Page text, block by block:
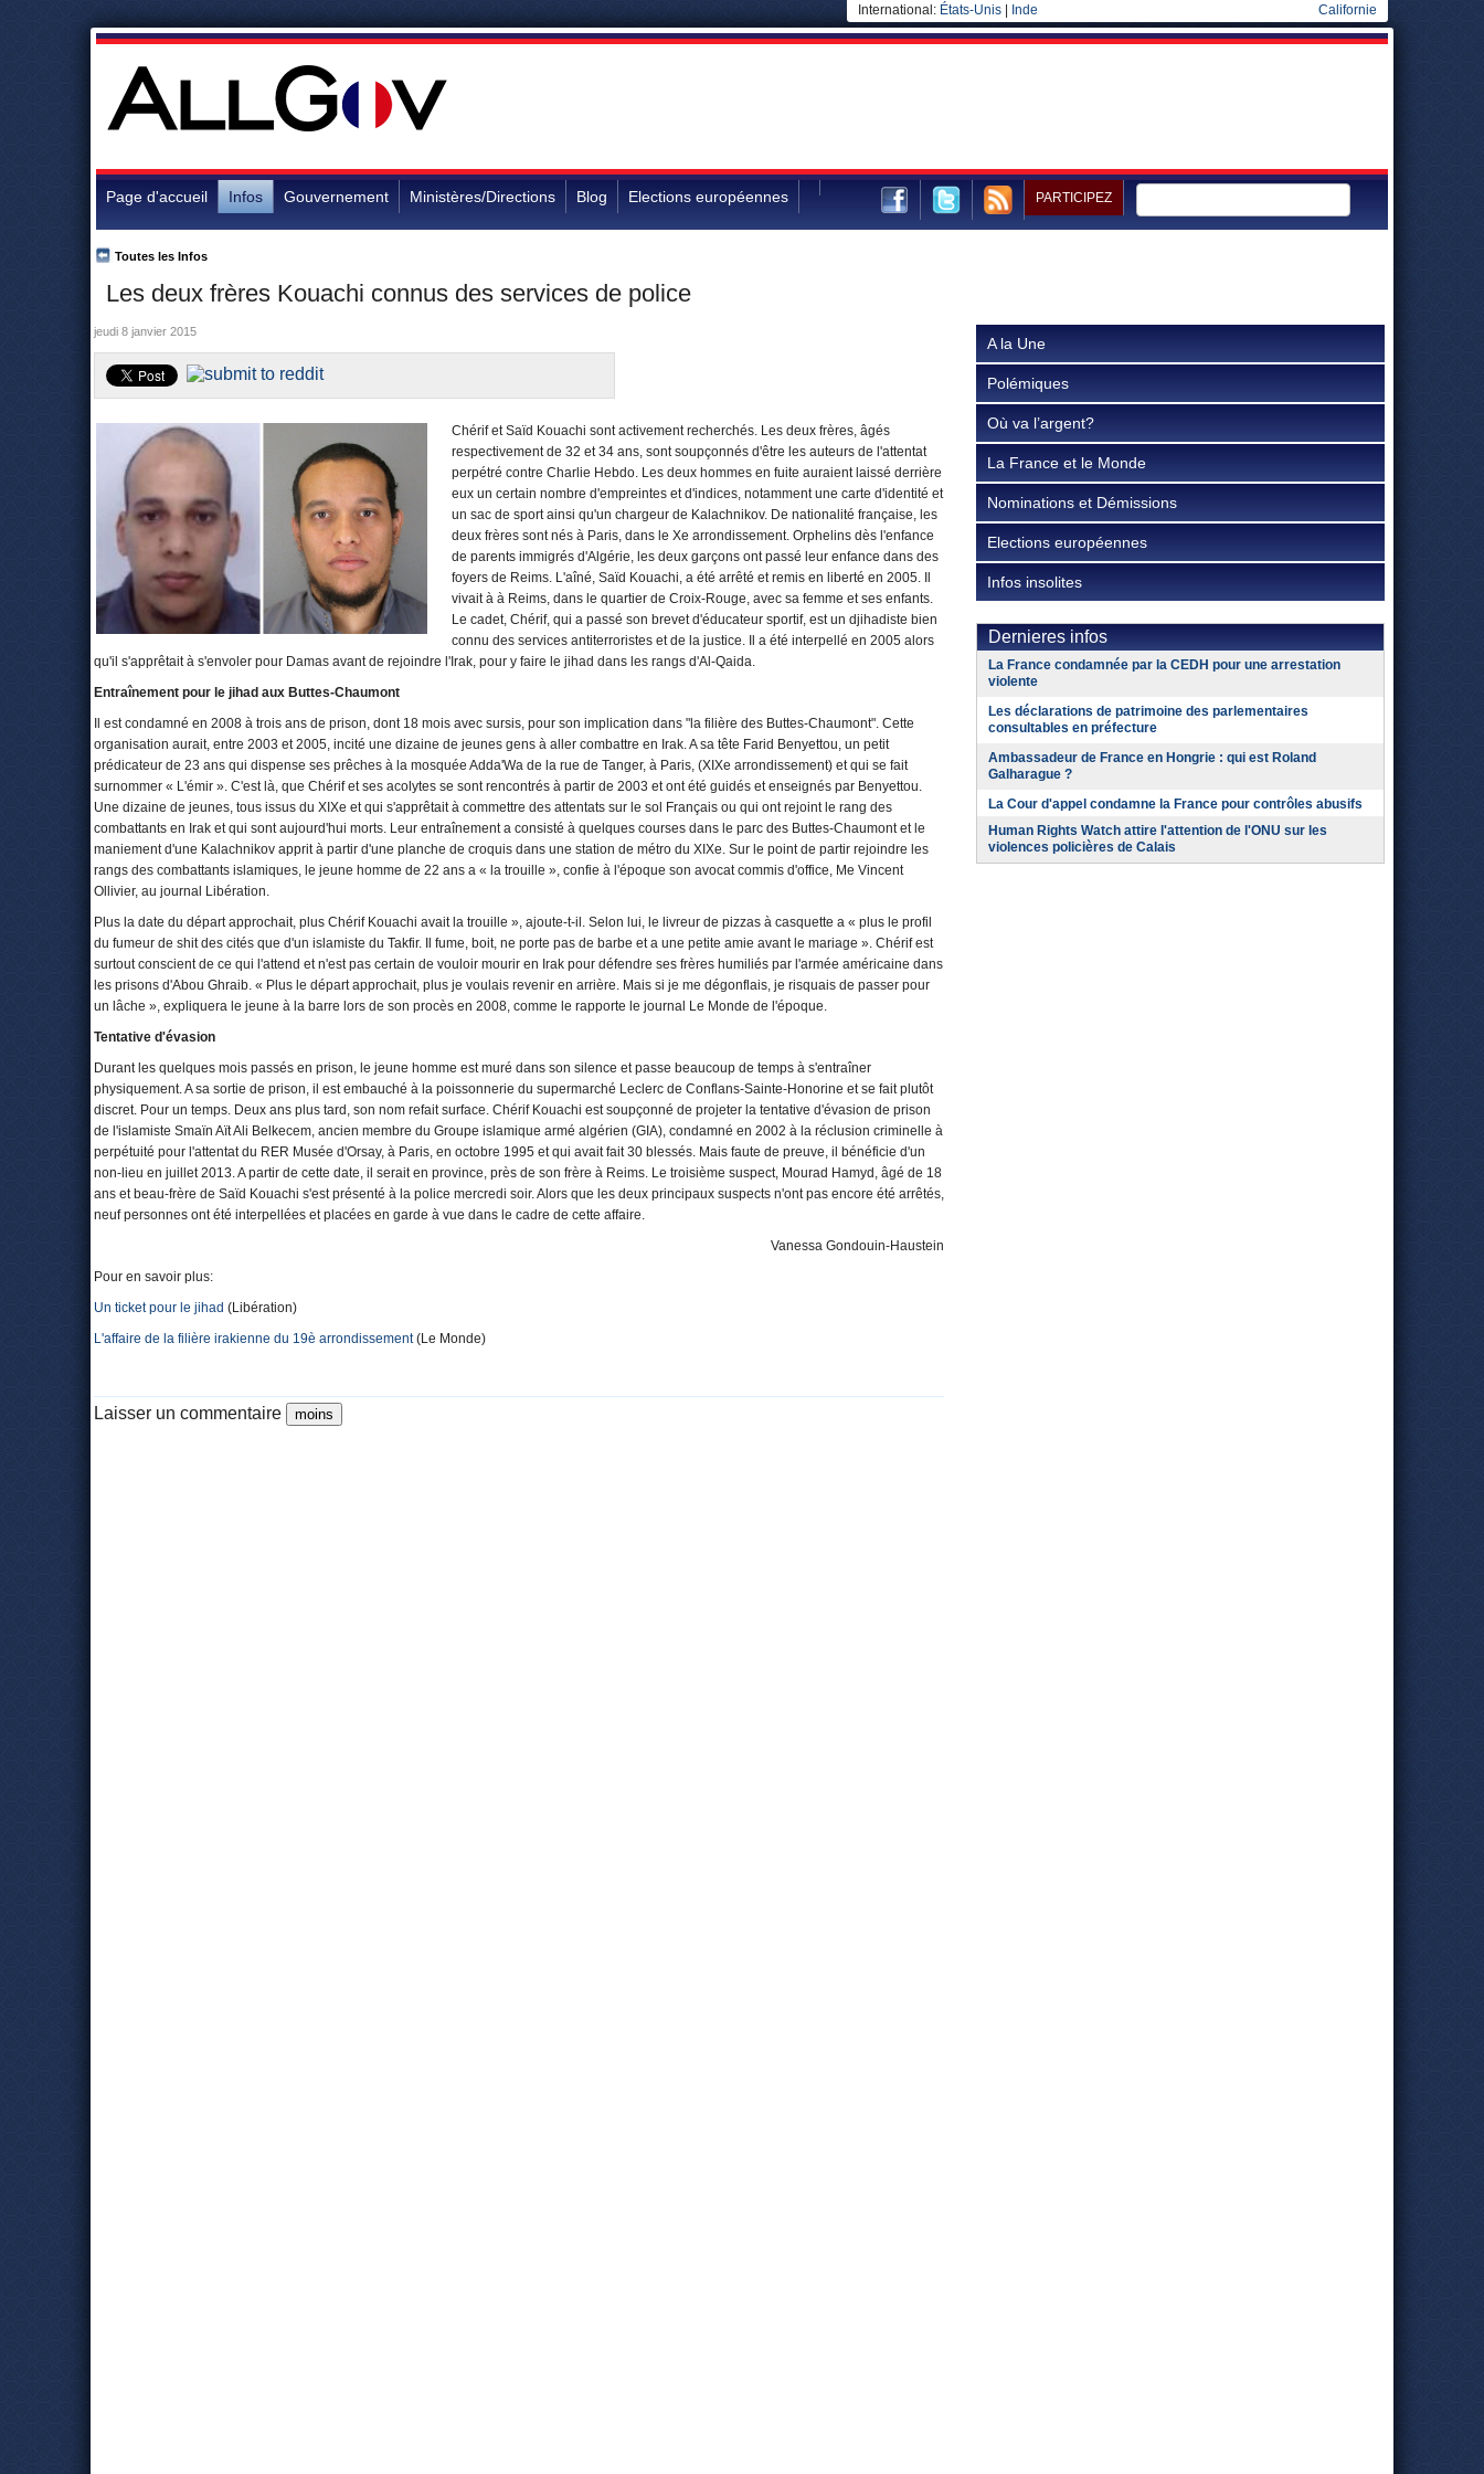
International: États-Unis Inde Californie
Page d'accueil Infos Gouvernement Ministères/Directions Blog Elections européennes PARTICIPEZ
Les deux frères Kouachi connus des services de police
Toutes les Infos
jeudi 8 janvier 2015
Chérif et Saïd Kouachi sont activement recherchés. Les deux frères, âgés
respectivement de 32 et 34 ans, sont soupçonnés d'être les auteurs de l'attentat
perpétré contre Charlie Hebdo. Les deux hommes en fuite auraient laissé derrière
eux un certain nombre d'empreintes et d'indices, notamment une carte d'identité et
un sac de sport ainsi qu'un chargeur de Kalachnikov. De nationalité française, les
deux frères sont nés à Paris, dans le Xe arrondissement. Orphelins dès l'enfance
de parents immigrés d'Algérie, les deux garçons ont passé leur enfance dans des
foyers de Reims. L'aîné, Saïd Kouachi, a été arrêté et remis en liberté en 2005. Il
vivait à à Reims, dans le quartier de Croix-Rouge, avec sa femme et ses enfants.
Le cadet, Chérif, qui a passé son brevet d'éducateur sportif, est un djihadiste bien
connu des services antiterroristes et de la justice. Il a été interpellé en 2005 alors
qu'il s'apprêtait à s'envoler pour Damas avant de rejoindre l'Irak, pour y faire le jihad dans les rangs d'Al-Qaida.
Entraînement pour le jihad aux Buttes-Chaumont
Il est condamné en 2008 à trois ans de prison, dont 18 mois avec sursis, pour son implication dans "la filière des Buttes-Chaumont". Cette
organisation aurait, entre 2003 et 2005, incité une dizaine de jeunes gens à aller combattre en Irak. A sa tête Farid Benyettou, un petit
prédicateur de 23 ans qui dispense ses prêches à la mosquée Adda'Wa de la rue de Tanger, à Paris, (XIXe arrondissement) et qui se fait
surnommer « L'émir ». C'est là, que Chérif et ses acolytes se sont rencontrés à partir de 2003 et ont été guidés et enseignés par Benyettou.
Une dizaine de jeunes, tous issus du XIXe et qui s'apprêtait à commettre des attentats sur le sol Français ou qui ont rejoint le rang des
combattants en Irak et qui sont aujourd'hui morts. Leur entraînement a consisté à quelques courses dans le parc des Buttes-Chaumont et le
maniement d'une Kalachnikov apprit à partir d'une planche de croquis dans une station de métro du XIXe. Sur le point de partir rejoindre les
rangs des combattants islamiques, le jeune homme de 22 ans a « la trouille », confie à l'époque son avocat commis d'office, Me Vincent
Ollivier, au journal Libération.
Plus la date du départ approchait, plus Chérif Kouachi avait la trouille », ajoute-t-il. Selon lui, le livreur de pizzas à casquette a « plus le profil
du fumeur de shit des cités que d'un islamiste du Takfir. Il fume, boit, ne porte pas de barbe et a une petite amie avant le mariage ». Chérif est
surtout conscient de ce qui l'attend et n'est pas certain de vouloir mourir en Irak pour défendre ses frères humiliés par l'armée américaine dans
les prisons d'Abou Ghraib. « Plus le départ approchait, plus je voulais revenir en arrière. Mais si je me dégonflais, je risquais de passer pour
un lâche », expliquera le jeune à la barre lors de son procès en 2008, comme le rapporte le journal Le Monde de l'époque.
Tentative d'évasion
Durant les quelques mois passés en prison, le jeune homme est muré dans son silence et passe beaucoup de temps à s'entraîner
physiquement. A sa sortie de prison, il est embauché à la poissonnerie du supermarché Leclerc de Conflans-Sainte-Honorine et se fait plutôt
discret. Pour un temps. Deux ans plus tard, son nom refait surface. Chérif Kouachi est soupçonné de projeter la tentative d'évasion de prison
de l'islamiste Smaïn Aït Ali Belkecem, ancien membre du Groupe islamique armé algérien (GIA), condamné en 2002 à la réclusion criminelle à
perpétuité pour l'attentat du RER Musée d'Orsay, à Paris, en octobre 1995 et qui avait fait 30 blessés. Mais faute de preuve, il bénéficie d'un
non-lieu en juillet 2013. A partir de cette date, il serait en province, près de son frère à Reims. Le troisième suspect, Mourad Hamyd, âgé de 18
ans et beau-frère de Saïd Kouachi s'est présenté à la police mercredi soir. Alors que les deux principaux suspects n'ont pas encore été arrêtés,
neuf personnes ont été interpellées et placées en garde à vue dans le cadre de cette affaire.
Vanessa Gondouin-Haustein
Pour en savoir plus:
Un ticket pour le jihad (Libération)
L'affaire de la filière irakienne du 19è arrondissement(Le Monde)
Laisser un commentaire
A la Une
Polémiques
Où va l’argent?
La France et le Monde
Nominations et Démissions
Elections européennes
Infos insolites
Dernieres infos
La France condamnée par la CEDH pour une arrestation
violente
Les déclarations de patrimoine des parlementaires
consultables en préfecture
Ambassadeur de France en Hongrie : qui est Roland
Galharague ?
La Cour d'appel condamne la France pour contrôles abusifs
Human Rights Watch attire l'attention de l'ONU sur les
violences policières de Calais